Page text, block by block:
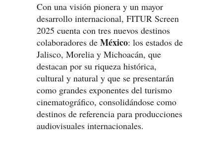
Con una visión pionera y un mayor
desarrollo internacional, FITUR Screen
2025 cuenta con tres nuevos destinos
colaboradores de México: los estados de
Jalisco, Morelia y Michoacán, que
destacan por su riqueza histórica,
cultural y natural y que se presentarán
como grandes exponentes del turismo
cinematográfico, consolidándose como
destinos de referencia para producciones
audiovisuales internacionales.